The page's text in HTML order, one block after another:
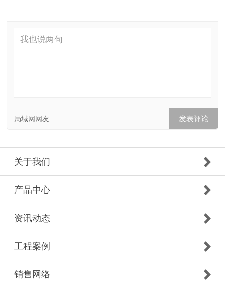
局域网网友
关于我们
产品中心
资讯动态
工程案例
销售网络